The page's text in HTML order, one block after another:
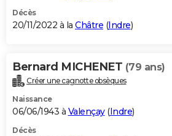
Décès
20/11/2022 à la Châtre (Indre)
Bernard MICHENET (79 ans)
Créer une cagnotte obsèques
Naissance
06/06/1943 à Valençay(Indre)
Décès